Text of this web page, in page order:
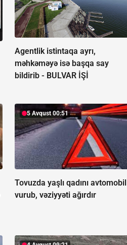
Agentlik istintaqa ayrı,
məhkəməyə isə başqa say
bildirib - BULVAR İŞİ
5 Avqust 00:51
Tovuzda yaşlı qadını avtomobil
vurub, vəziyyəti ağırdır